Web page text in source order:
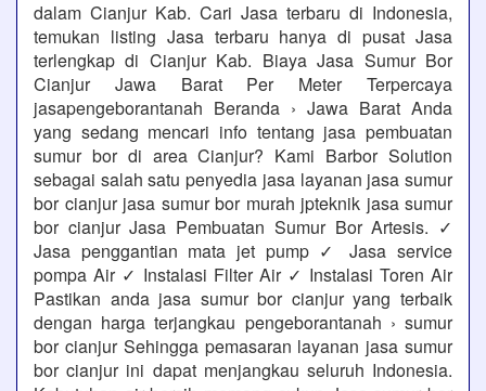
dalam Cianjur Kab. Cari Jasa terbaru di Indonesia,
temukan listing Jasa terbaru hanya di pusat Jasa
terlengkap di Cianjur Kab. Biaya Jasa Sumur Bor
Cianjur Jawa Barat Per Meter Terpercaya
jasapengeborantanah Beranda › Jawa Barat Anda
yang sedang mencari info tentang jasa pembuatan
sumur bor di area Cianjur? Kami Barbor Solution
sebagai salah satu penyedia jasa layanan jasa sumur
bor cianjur jasa sumur bor murah jpteknik jasa sumur
bor cianjur Jasa Pembuatan Sumur Bor Artesis. ✓
Jasa penggantian mata jet pump ✓ Jasa service
pompa Air ✓ Instalasi Filter Air ✓ Instalasi Toren Air
Pastikan anda jasa sumur bor cianjur yang terbaik
dengan harga terjangkau pengeborantanah › sumur
bor cianjur Sehingga pemasaran layanan jasa sumur
bor cianjur ini dapat menjangkau seluruh Indonesia.